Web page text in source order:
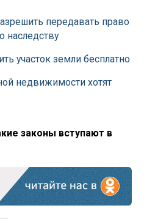
передавать право
наследству
участок земли бесплатно
недвижимости хотят
законы вступают в